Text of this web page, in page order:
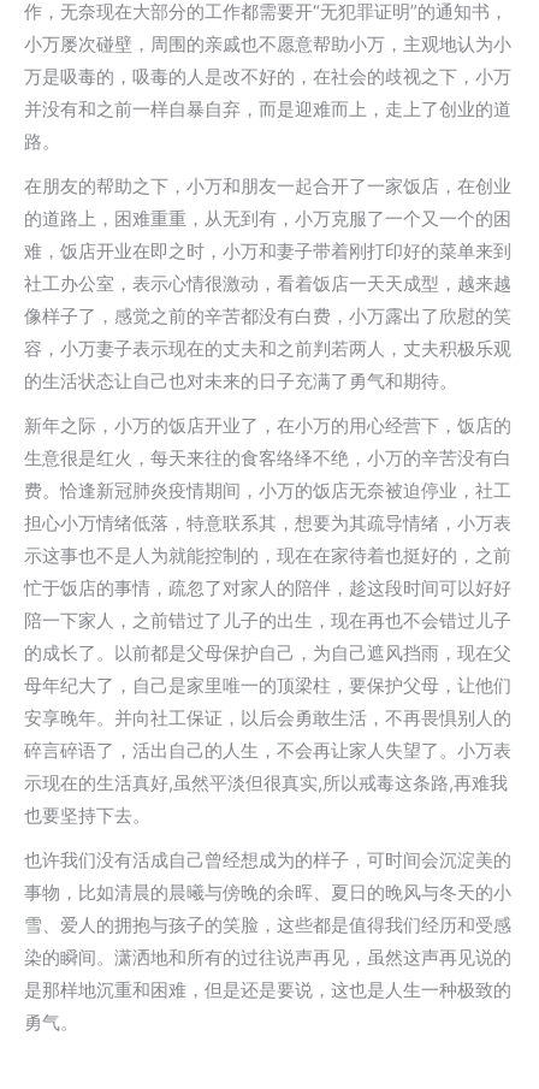
作，无奈现在大部分的工作都需要开“无犯罪证明”的通知书，
小万屡次碰壁，周围的亲戚也不愿意帮助小万，主观地认为小
万是吸毒的，吸毒的人是改不好的，在社会的歧视之下，小万
并没有和之前一样自暴自弃，而是迎难而上，走上了创业的道
路。
在朋友的帮助之下，小万和朋友一起合开了一家饭店，在创业
的道路上，困难重重，从无到有，小万克服了一个又一个的困
难，饭店开业在即之时，小万和妻子带着刚打印好的菜单来到
社工办公室，表示心情很激动，看着饭店一天天成型，越来越
像样子了，感觉之前的辛苦都没有白费，小万露出了欣慰的笑
容，小万妻子表示现在的丈夫和之前判若两人，丈夫积极乐观
的生活状态让自己也对未来的日子充满了勇气和期待。
新年之际，小万的饭店开业了，在小万的用心经营下，饭店的
生意很是红火，每天来往的食客络绎不绝，小万的辛苦没有白
费。恰逢新冠肺炎疫情期间，小万的饭店无奈被迫停业，社工
担心小万情绪低落，特意联系其，想要为其疏导情绪，小万表
示这事也不是人为就能控制的，现在在家待着也挺好的，之前
忙于饭店的事情，疏忽了对家人的陪伴，趁这段时间可以好好
陪一下家人，之前错过了儿子的出生，现在再也不会错过儿子
的成长了。以前都是父母保护自己，为自己遮风挡雨，现在父
母年纪大了，自己是家里唯一的顶梁柱，要保护父母，让他们
安享晚年。并向社工保证，以后会勇敢生活，不再畏惧别人的
碎言碎语了，活出自己的人生，不会再让家人失望了。小万表
示现在的生活真好,虽然平淡但很真实,所以戒毒这条路,再难我
也要坚持下去。
也许我们没有活成自己曾经想成为的样子，可时间会沉淀美的
事物，比如清晨的晨曦与傍晚的余晖、夏日的晚风与冬天的小
雪、爱人的拥抱与孩子的笑脸，这些都是值得我们经历和受感
染的瞬间。潇洒地和所有的过往说声再见，虽然这声再见说的
是那样地沉重和困难，但是还是要说，这也是人生一种极致的
勇气。